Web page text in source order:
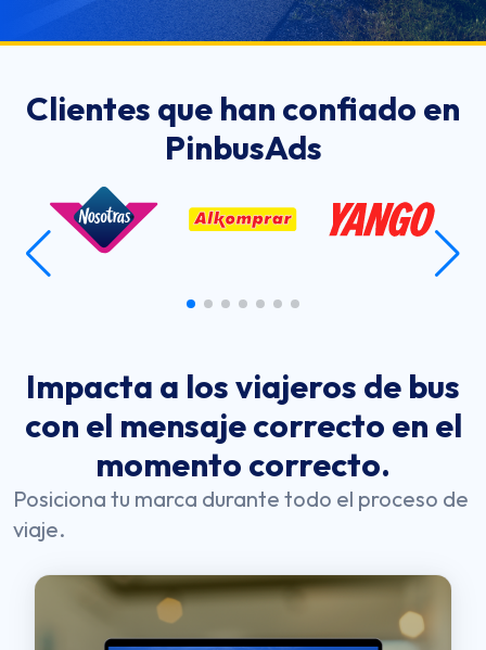
Clientes que han confiado en
PinbusAds
Impacta a los viajeros de bus
con el mensaje correcto en el
momento correcto.
Posiciona tu marca durante todo el proceso de
viaje.